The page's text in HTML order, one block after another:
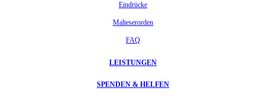
Eindrücke
Malteserorden
FAQ
LEISTUNGEN
SPENDEN & HELFEN